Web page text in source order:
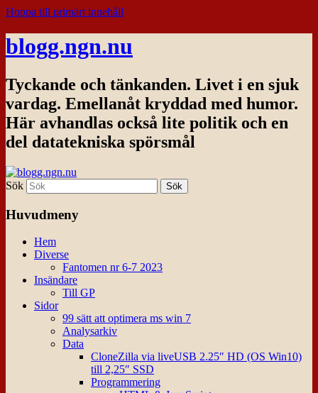
Hoppa till primärt innehåll
blogg.ngn.nu
Tyckande och tänkanden. Livet i en sjuk
vardag. Emellanåt kryddad med humor.
Här avhandlas också lite politik och en
del datatekniska spörsmål
Sök
Huvudmeny
Hem
Diverse
Fantomen nr 6-7 2023
Insändare
Till GP
Sidor
99 sätt att optimera ms win 7
Analysarkiv
Data
CloneZilla via liveUSB 2.25″ HD (OS Win10)
till 2,25″ SSD
Programmering